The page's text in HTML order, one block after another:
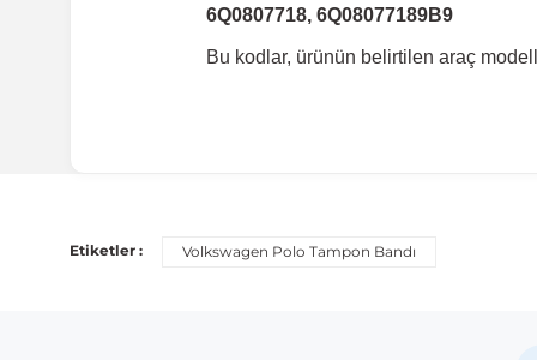
6Q0807718, 6Q08077189B9
Bu kodlar, ürünün belirtilen araç
Etiketler : Volkswagen Polo Tampon Bandı